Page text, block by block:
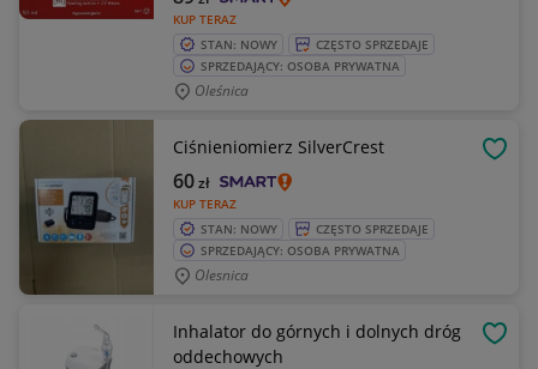
KUP TERAZ
STAN: NOWY
CZĘSTO SPRZEDAJE
SPRZEDAJĄCY: OSOBA PRYWATNA
Oleśnica
Ciśnieniomierz SilverCrest
KUP TERAZ
60zł
STAN: NOWY
CZĘSTO SPRZEDAJE
SPRZEDAJĄCY: OSOBA PRYWATNA
Olesnica
Inhalator do górnych i dolnych dróg
oddechowych